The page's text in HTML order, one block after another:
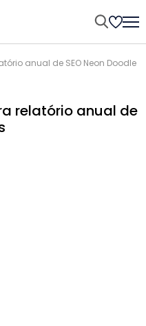
anual de SEO Neon Doodle
relatório anual de